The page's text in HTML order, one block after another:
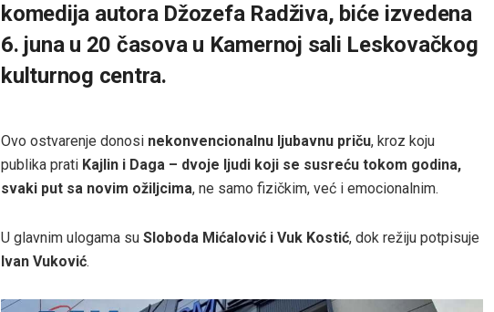
komedija autora Džozefa Radživa, biće izvedena
6. juna u 20 časova u Kamernoj sali Leskovačkog
kulturnog centra.
Ovo ostvarenje donosi nekonvencionalnu ljubavnu priču, kroz koju
publika prati Kajlin i Daga – dvoje ljudi koji se susreću tokom godina,
svaki put sa novim ožiljcima, ne samo fizičkim, već i emocionalnim.
U glavnim ulogama su Sloboda Mićalović i Vuk Kostić, dok režiju potpisuje
Ivan Vuković.